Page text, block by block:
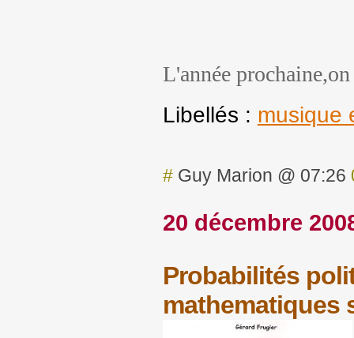
L'année
Libellés : musique
#Guy Marion @ 07:26
20 décembre
Probabilités
mathematiques